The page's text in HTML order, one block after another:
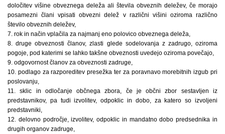
določitev višine obveznega deleža ali števila obveznih deležev, če morajo
posamezni člani vpisati obvezni delež v različni višini oziroma različno
število obveznih deležev,
7. rok in način vplačila za najmanj eno polovico obveznega deleža,
8. druge obveznosti članov, zlasti glede sodelovanja z zadrugo, oziroma
pogoje, pod katerimi se lahko takšne obveznosti uvedejo oziroma povečajo,
9. odgovornost članov za obveznosti zadruge,
10. podlago za razporeditev presežka ter za poravnavo morebitnih izgub pri
poslovanju,
11. sklic in odločanje občnega zbora, če je občni zbor sestavljen iz
predstavnikov, pa tudi izvolitev, odpoklic in dobo, za katero so izvoljeni
predstavniki,
12. delovno področje, izvolitev, odpoklic in mandatno dobo predsednika in
drugih organov zadruge,